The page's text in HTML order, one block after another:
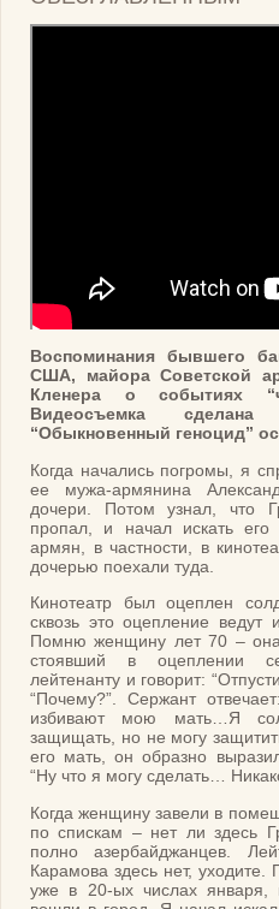
Воспоминания бывшего
США, майора Советской
Кленера о событиях
Видеосъемка
“Обыкновенный геноцид”
Когда начались погромы, я
ее мужа-армянина
дочери. Потом узнал, что
пропал, и начал искать
армян, в частности, в
дочерью поехали туда.
Кинотеатр был оцеплен
сквозь это оцепление ведут
Помню женщину лет 70 –
стоявший в оцеплении
лейтенанту и говорит:
“Почему?”. Сержант
избивают мою мать…Я
защищать, но не могу
его мать, он образно
“Ну что я могу сделать…
Когда женщину завели в
по спискам – нет ли здесь
полно азербайджанцев.
Карамова здесь нет, уходите.
уже в 20-ых числах января,